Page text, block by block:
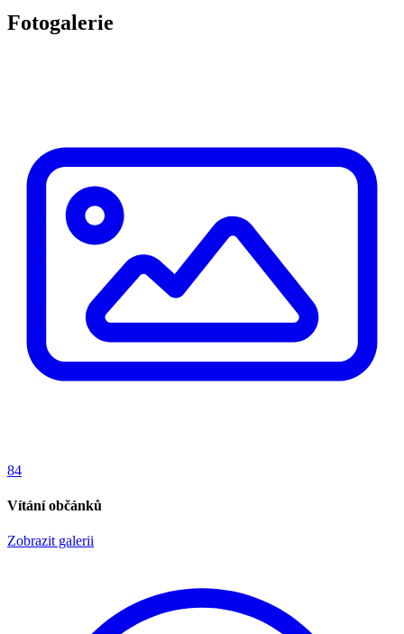
Fotogalerie
84
Vítání občánků
Zobrazit galerii